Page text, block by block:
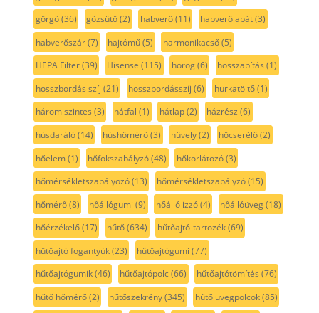
görgő(36) gőzsütő(2) habverő(11) habverőlapát(3)
habverőszár(7) hajtómű(5) harmonikacső(5)
HEPA Filter(39) Hisense (115) horog(6) hosszabítás (1)
hosszbordás szíj (21) hosszbordásszíj (6) hurkatöltő(1)
három szintes (3) hátfal (1) hátlap(2) házrész (6)
húsdaráló(14) húshőmérő(3) hüvely(2) hőcserélő(2)
hőelem(1) hőfokszabályzó(48) hőkorlátozó(3)
hőmérsékletszabályozó(13) hőmérsékletszabályzó(15)
hőmérő(8) hőállógumi (9) hőálló izzó(4) hőállóüveg(18)
hőérzékelő(17) hűtő(634) hűtőajtó-tartozék(69)
hűtőajtó fogantyúk(23) hűtőajtógumi (77)
hűtőajtógumik(46) hűtőajtópolc(66) hűtőajtótömítés (76)
hűtő hőmérő(2) hűtőszekrény(345) hűtő üvegpolcok(85)